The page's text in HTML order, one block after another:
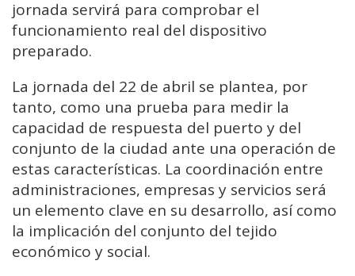
jornada servirá para comprobar el
funcionamiento real del dispositivo
preparado.
La jornada del 22 de abril se plantea, por
tanto, como una prueba para medir la
capacidad de respuesta del puerto y del
conjunto de la ciudad ante una operación de
estas características. La coordinación entre
administraciones, empresas y servicios será
un elemento clave en su desarrollo, así como
la implicación del conjunto del tejido
económico y social.